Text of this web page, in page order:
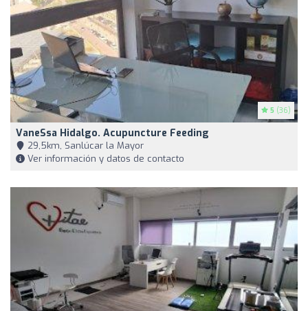
5 (36)
VaneSsa Hidalgo. Acupuncture Feeding
29,5km, Sanlúcar la Mayor
Ver información y datos de contacto